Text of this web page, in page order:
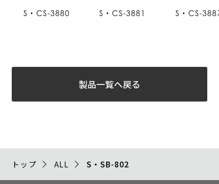
S・CS-3880 S・CS-3881 S・CS-
製品一覧へ戻る
トップ ALL S・SB-802